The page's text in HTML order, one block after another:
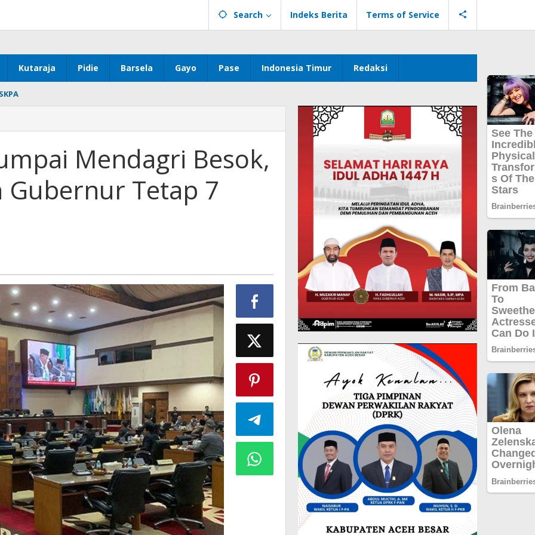
Search Indeks Berita Terms of Service
Kutaraja Pidie Barsela Gayo Pase Indonesia Timur Redaksi
Mendagri Besok,
Gubernur Tetap 7